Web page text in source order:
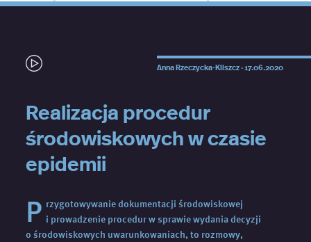
Anna Rzeczycka-Kliszcz ·17.06.2020
Realizacja procedur
środowiskowych w czasie
epidemii
P rzygotowywanie dokumentacji środowiskowej
i prowadzenie procedur w sprawie wydania decyzji
o środowiskowych uwarunkowaniach, to rozmowy,